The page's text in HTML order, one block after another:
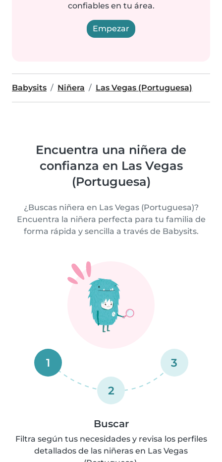
confiables en tu área.
Empezar
Babysits Niñera Las Vegas (Portuguesa)
Encuentra una niñera de
confianza en Las Vegas
(Portuguesa)
¿Buscas niñera en Las Vegas (Portuguesa)?
Encuentra la niñera perfecta para tu familia de
forma rápida y sencilla a través de Babysits.
1
2
3
Buscar
Filtra según tus necesidades y revisa los perfiles
detallados de las niñeras en Las Vegas